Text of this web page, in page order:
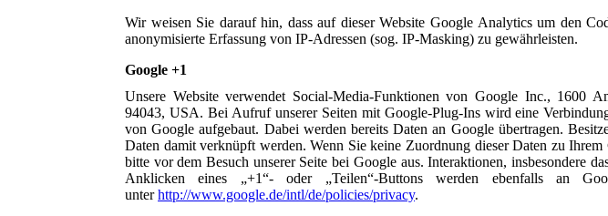
Wir weisen Sie darauf hin, dass auf dieser Website Google Analytics um den
anonymisierte Erfassung von IP-Adressen (sog. IP-Masking) zu gewährleisten.
Google +1
Unsere Website verwendet Social-Media-Funktionen von Google Inc., 1600
94043, USA. Bei Aufruf unserer Seiten mit Google-Plug-Ins wird eine
von Google aufgebaut. Dabei werden bereits Daten an Google übertragen.
Daten damit verknüpft werden. Wenn Sie keine Zuordnung dieser Daten zu
bitte vor dem Besuch unserer Seite bei Google aus. Interaktionen, insbesondere
Anklicken eines „+1“- oder „Teilen“-Buttons werden ebenfalls an
unterhttp://www.google.de/intl/de/policies/privacy.